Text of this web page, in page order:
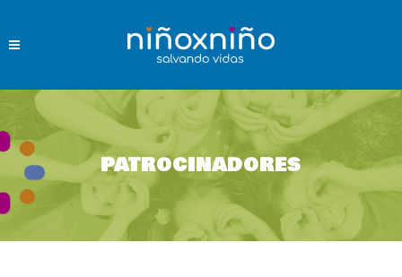
PATROCINADORES